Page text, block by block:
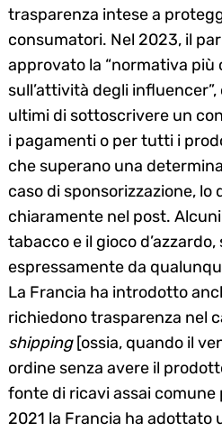
trasparenza intese a
consumatori. Nel 2023, il
approvato la “normativa più
sull’attività degli
ultimi di sottoscrivere un
i pagamenti o per tutti i
che superano una
caso di sponsorizzazione, lo
chiaramente nel post.
tabacco e il gioco
espressamente da
La Francia ha introdotto
richiedono trasparenza nel
shipping[ossia, quando il
ordine senza avere il
fonte di ricavi assai comune
2021 la Francia ha adottato